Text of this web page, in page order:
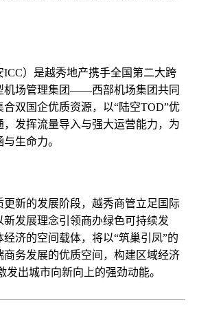
ICC）是越秀地产携手全国第二大跨
机场管理集团——西部机场集团共同
双国企优质资源，以“陆空TOD”优
发挥流量导入与强大运营能力，为
生命力。
更新的发展阶段，越秀商管立足国际
发展理念引领商办绿色可持续发
济的空间载体，将以“筑巢引凤”的
商务发展的优质空间，构建区域经济
发出城市向新向上的强劲动能。